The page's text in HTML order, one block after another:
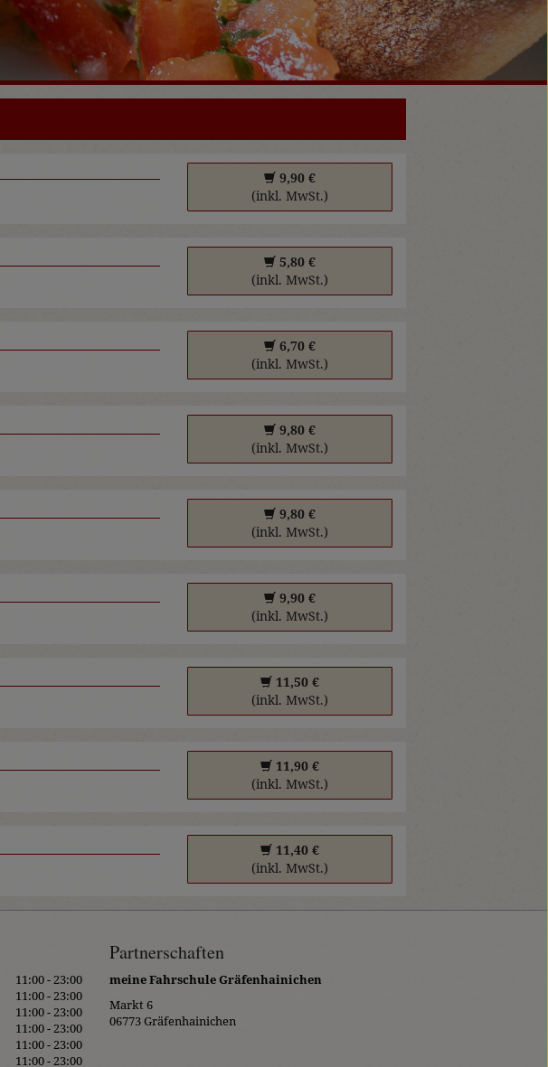
9,90 €
(inkl. MwSt.)
5,80 €
(inkl. MwSt.)
6,70 €
(inkl. MwSt.)
9,80 €
(inkl. MwSt.)
9,80 €
(inkl. MwSt.)
9,90 €
(inkl. MwSt.)
11,50 €
(inkl. MwSt.)
11,90 €
(inkl. MwSt.)
11,40 €
(inkl. MwSt.)
11:00 - 23:00
11:00 - 23:00
11:00 - 23:00
11:00 - 23:00
11:00 - 23:00
11:00 - 23:00
Partnerschaften
meine Fahrschule Gräfenhainichen
Markt 6
06773 Gräfenhainichen